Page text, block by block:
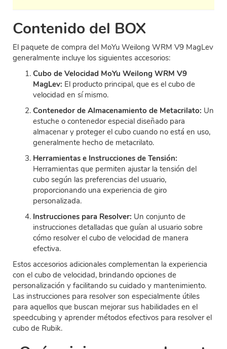
Contenido del BOX
El paquete de compra del MoYu Weilong WRM V9 MagLev
generalmente incluye los siguientes accesorios:
Cubo de Velocidad MoYu Weilong WRM V9
MagLev: El producto principal, que es el cubo de
velocidad en sí mismo.
Contenedor de Almacenamiento de Metacrilato: Un
estuche o contenedor especial diseñado para
almacenar y proteger el cubo cuando no está en uso,
generalmente hecho de metacrilato.
Herramientas e Instrucciones de Tensión:
Herramientas que permiten ajustar la tensión del
cubo según las preferencias del usuario,
proporcionando una experiencia de giro
personalizada.
Instrucciones para Resolver: Un conjunto de
instrucciones detalladas que guían al usuario sobre
cómo resolver el cubo de velocidad de manera
efectiva.
Estos accesorios adicionales complementan la experiencia
con el cubo de velocidad, brindando opciones de
personalización y facilitando su cuidado y mantenimiento.
Las instrucciones para resolver son especialmente útiles
para aquellos que buscan mejorar sus habilidades en el
speedcubing y aprender métodos efectivos para resolver el
cubo de Rubik.